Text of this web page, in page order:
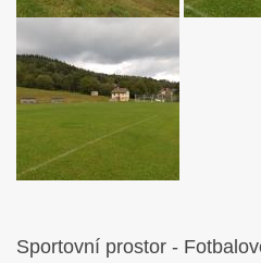
Sportovní prostor -